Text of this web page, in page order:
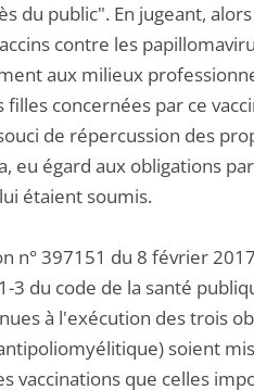
du public". En jugeant,
contre les
aux milieux
concernées par ce
de répercussion des
eu égard aux obligations
étaient soumis.
n° 397151 du 8 février
3 du code de la santé
à l'exécution des trois
soient
vaccinations que celles